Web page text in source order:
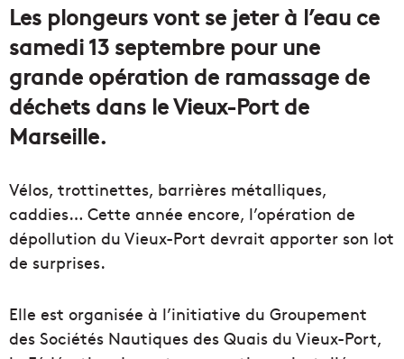
Les plongeurs vont se jeter à l’eau ce
samedi 13 septembre pour une
grande opération de ramassage de
déchets dans le Vieux-Port de
Marseille.
Vélos, trottinettes, barrières métalliques,
caddies… Cette année encore, l’opération de
dépollution du Vieux-Port devrait apporter son lot
de surprises.
Elle est organisée à l’initiative du Groupement
des Sociétés Nautiques des Quais du Vieux-Port,